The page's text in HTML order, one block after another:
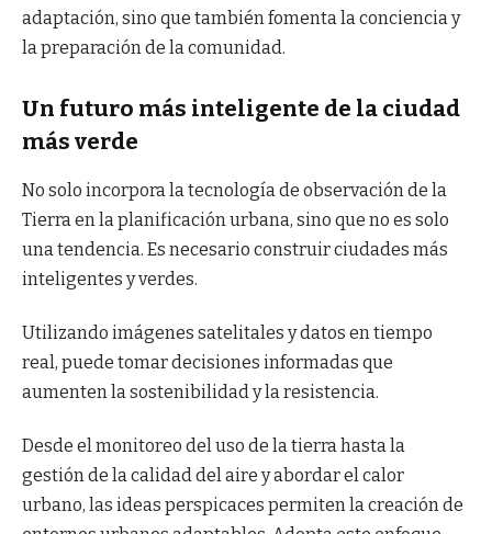
adaptación, sino que también fomenta la conciencia y
la preparación de la comunidad.
Un futuro más inteligente de la ciudad
más verde
No solo incorpora la tecnología de observación de la
Tierra en la planificación urbana, sino que no es solo
una tendencia. Es necesario construir ciudades más
inteligentes y verdes.
Utilizando imágenes satelitales y datos en tiempo
real, puede tomar decisiones informadas que
aumenten la sostenibilidad y la resistencia.
Desde el monitoreo del uso de la tierra hasta la
gestión de la calidad del aire y abordar el calor
urbano, las ideas perspicaces permiten la creación de